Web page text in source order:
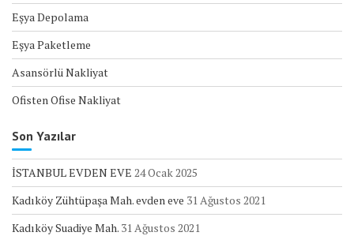
Eşya Depolama
Eşya Paketleme
Asansörlü Nakliyat
Ofisten Ofise Nakliyat
Son Yazılar
İSTANBUL EVDEN EVE 24 Ocak 2025
Kadıköy Zühtüpaşa Mah. evden eve 31 Ağustos 2021
Kadıköy Suadiye Mah. 31 Ağustos 2021